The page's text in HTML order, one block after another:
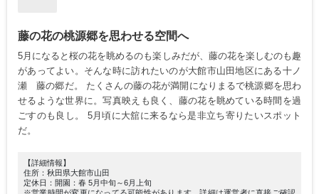
藤の花の桃源郷を思わせる空間へ
5月になると桜の花を眺めるのも楽しみだが、藤の花を楽しむのも趣
があってよい。そんな時に訪れたいのが大館市山田地区にある十ノ
瀬 藤の郷だ。 たくさんの藤の花が満開になりまるで桃源郷を思わ
せるような世界に。写真映えも良く、藤の花を眺めている時間を過
ごすのも良し。 5月頃に大舘に来るなら是非立ち寄りたいスポット
だ。
【詳細情報】
住所：秋田県大館市山田
定休日：開園：春 5月中旬～6月上旬
※営業時間が変更になってる可能性があります。詳細は運営者に直接ご確認